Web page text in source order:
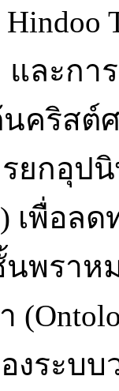
ละกา
คริสต์
ยกอุป
เพื่อ
พราห
ระบบ